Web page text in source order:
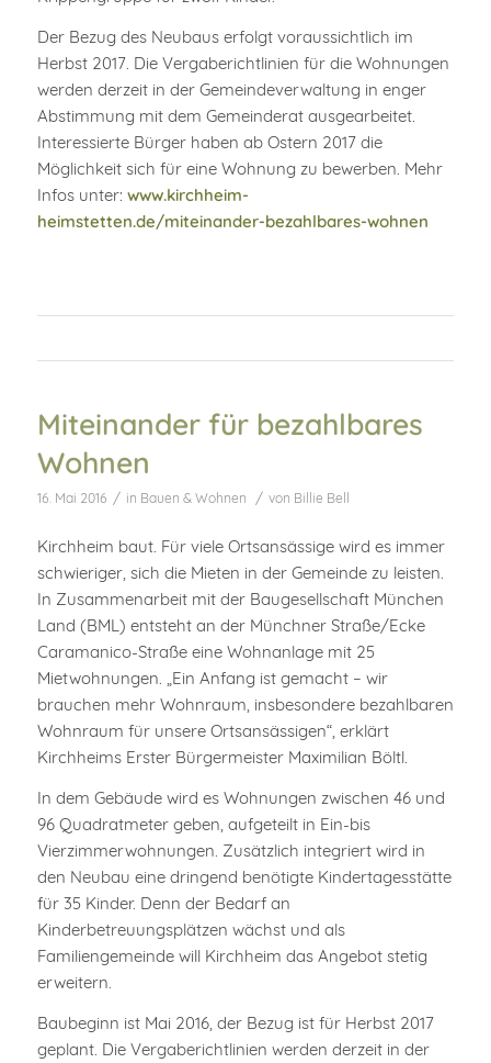
Der Bezug des Neubaus erfolgt voraussichtlich im
Herbst 2017. Die Vergaberichtlinien für die Wohnungen
werden derzeit in der Gemeindeverwaltung in enger
Abstimmung mit dem Gemeinderat ausgearbeitet.
Interessierte Bürger haben ab Ostern 2017 die
Möglichkeit sich für eine Wohnung zu bewerben. Mehr
Infos unter: www.kirchheim-
heimstetten.de/miteinander-bezahlbares-wohnen
Miteinander für bezahlbares
Wohnen
16. Mai 2016 / in Bauen & Wohnen / von Billie Bell
Kirchheim baut. Für viele Ortsansässige wird es immer
schwieriger, sich die Mieten in der Gemeinde zu leisten.
In Zusammenarbeit mit der Baugesellschaft München
Land (BML) entsteht an der Münchner Straße/Ecke
Caramanico-Straße eine Wohnanlage mit 25
Mietwohnungen. „Ein Anfang ist gemacht – wir
brauchen mehr Wohnraum, insbesondere bezahlbaren
Wohnraum für unsere Ortsansässigen“, erklärt
Kirchheims Erster Bürgermeister Maximilian Böltl.
In dem Gebäude wird es Wohnungen zwischen 46 und
96 Quadratmeter geben, aufgeteilt in Ein-bis
Vierzimmerwohnungen. Zusätzlich integriert wird in
den Neubau eine dringend benötigte Kindertagesstätte
für 35 Kinder. Denn der Bedarf an
Kinderbetreuungsplätzen wächst und als
Familiengemeinde will Kirchheim das Angebot stetig
erweitern.
Baubeginn ist Mai 2016, der Bezug ist für Herbst 2017
geplant. Die Vergaberichtlinien werden derzeit in der